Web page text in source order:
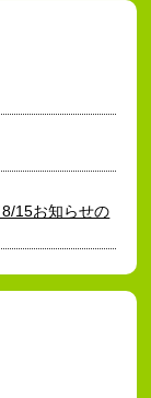
15お知らせの